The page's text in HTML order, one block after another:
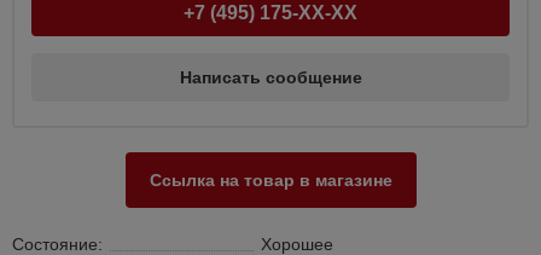
+7 (495) 175-XX-XX
Написать сообщение
Ссылка на товар в магазине
Состояние:
Хорошее